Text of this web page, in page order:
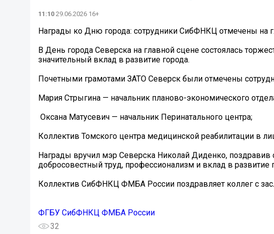
11:10 29.06.2026 16+
Награды ко Дню города: сотрудники СибФНКЦ отмечены на
В День города Северска на главной сцене состоялась
значительный вклад в развитие города.
Почетными грамотами ЗАТО Северск были отмечены
Мария Стрыгина — начальник планово-экономического
‍ Оксана Матусевич — начальник Перинатального центра;
Коллектив Томского центра медицинской реабилитации в
Награды вручил мэр Северска Николай Диденко, поздравив
добросовестный труд, профессионализм и вклад в развитие
Коллектив СибФНКЦ ФМБА России поздравляет коллег с
ФГБУ СибФНКЦ ФМБА России
32